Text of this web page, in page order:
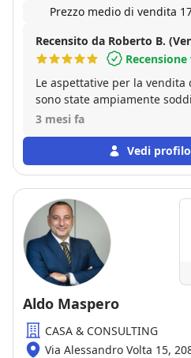
Prezzo medio di vendita
Recensito da Roberto B.
Le aspettative per la
sono state ampiamente
a vendere l’immobile a un
e competenza.
dai volantini alla
rappresentavano
dell’appartamento. Inoltre, è
numerosi appuntamenti in
Davide è un agente
singolo dettaglio, sempre
meglio le esigenze del
vendere il vostro
uscirete sicuramente
3 mesi fa
Vedi
Aldo Maspero
CASA & CONSULTING
Via Alessandro Volta 15,